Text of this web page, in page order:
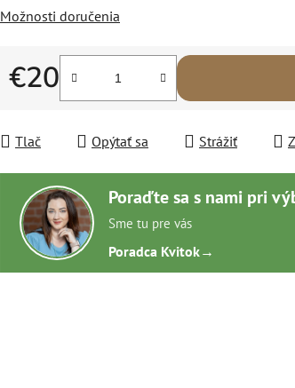
Možnosti doručenia
€20
Jednotková cena:
Tlač Opýtať sa Strážiť
Poraďte sa s nami pri
Sme tu pre vás
Poradca Kvitok→